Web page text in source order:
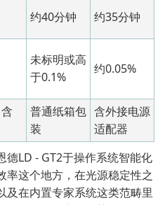
约40分钟 约35分钟
未标明或高
于0.1%
约0.05%
普通纸箱包
装
含外接电源
适配器
德LD - GT2于操作系统智能化
率这个地方，在光源稳定性之
及在内置专家系统这类范畴里